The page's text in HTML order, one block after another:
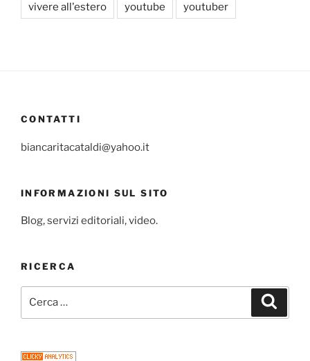
vivere all'estero youtube youtuber
CONTATTI
biancaritacataldi@yahoo.it
INFORMAZIONI SUL SITO
Blog, servizi editoriali, video.
RICERCA